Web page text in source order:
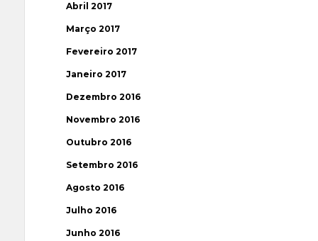
Abril 2017
Março 2017
Fevereiro 2017
Janeiro 2017
Dezembro 2016
Novembro 2016
Outubro 2016
Setembro 2016
Agosto 2016
Julho 2016
Junho 2016